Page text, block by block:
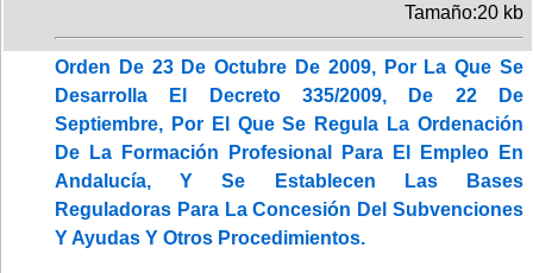
Tamaño:20 kb
Orden De 23 De Octubre De 2009, Por La Que Se
Desarrolla El Decreto 335/2009, De 22 De
Septiembre, Por El Que Se Regula La Ordenación
De La Formación Profesional Para El Empleo En
Andalucía, Y Se Establecen Las Bases
Reguladoras Para La Concesión Del Subvenciones
Y Ayudas Y Otros Procedimientos.